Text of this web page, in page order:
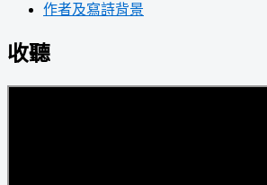
作者及寫詩背景
收聽